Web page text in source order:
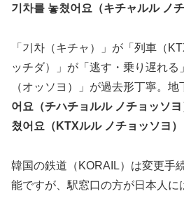
기차를 놓쳤어요（キチャルル ノチ
「기차（キチャ）」が「列車（
ッチダ）」が「逃す・乗り遅れる
（オッソヨ）」が過去形丁寧。地
어요（チハチョルル ノチョッソヨ
쳤어요（KTXルル ノチョッソヨ）
韓国の鉄道（KORAIL）は変更手
能ですが、駅窓口の方が日本人に